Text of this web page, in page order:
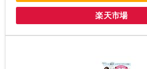
楽天市場